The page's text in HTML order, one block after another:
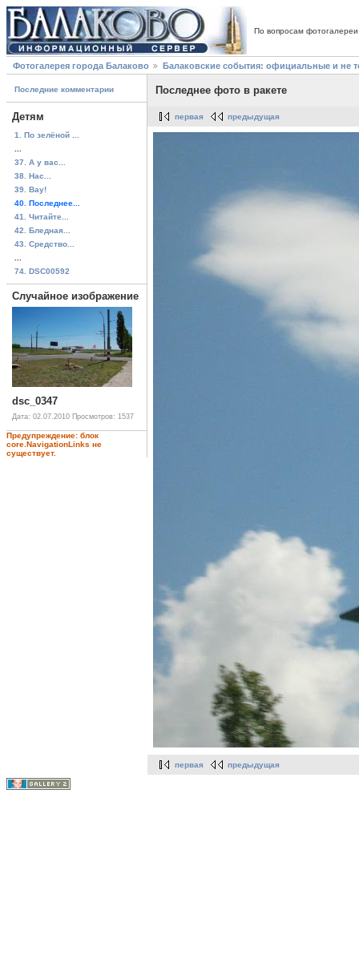
По вопросам
Фотогалерея города Балаково Балаковские события: официальные и не
Последние комментарии
Детям
1. По зелёной ...
37. А у вас...
38. Нас...
39. Вау!
40. Последнее...
41. Читайте...
42. Бледная...
43. Средство...
74. DSC00592
Случайное изображение
dsc_0347
Дата: 02.07.2010 Просмотров: 1537
Предупреждение: блок
core.NavigationLinks не
существует.
Последнее фото в ракете
первая предыдущая
первая предыдущая